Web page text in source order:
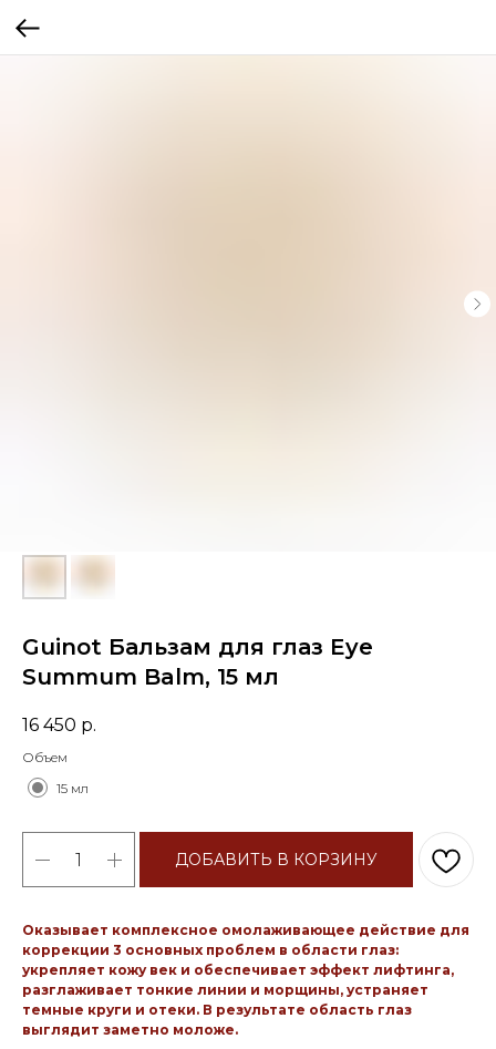
Guinot Бальзам для глаз Eye
Summum Balm, 15 мл
16 450 р.
Объем
15 мл
ДОБАВИТЬ В КОРЗИНУ
Оказывает комплексное омолаживающее действие для
коррекции 3 основных проблем в области глаз:
укрепляет кожу век и обеспечивает эффект лифтинга,
разглаживает тонкие линии и морщины, устраняет
темные круги и отеки. В результате область глаз
выглядит заметно моложе.